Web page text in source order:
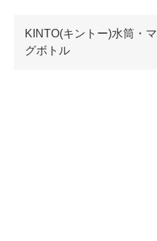
KINTO(キントー)水筒・マ
グボトル